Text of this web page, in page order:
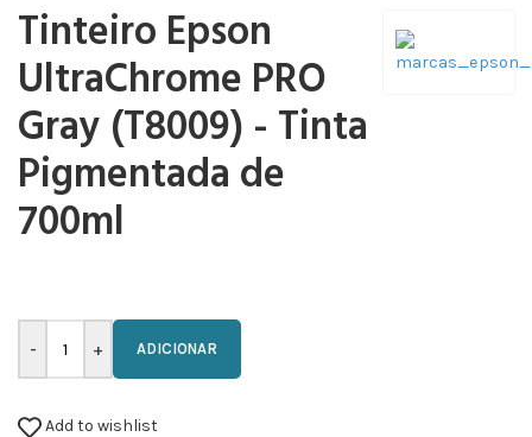
Tinteiro Epson
UltraChrome PRO
Gray (T8009) - Tinta
Pigmentada de
700ml
ADICIONAR
Add to wishlist